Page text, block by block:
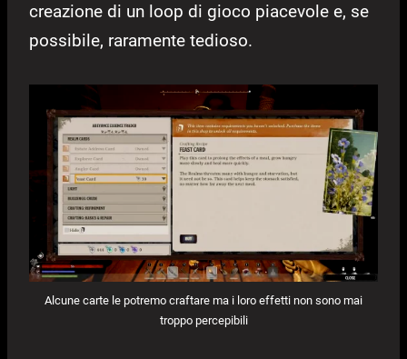
creazione di un loop di gioco piacevole e, se
possibile, raramente tedioso.
Alcune carte le potremo craftare ma i loro effetti non sono mai
troppo percepibili